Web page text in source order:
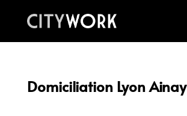
Domiciliation Lyon Ainay